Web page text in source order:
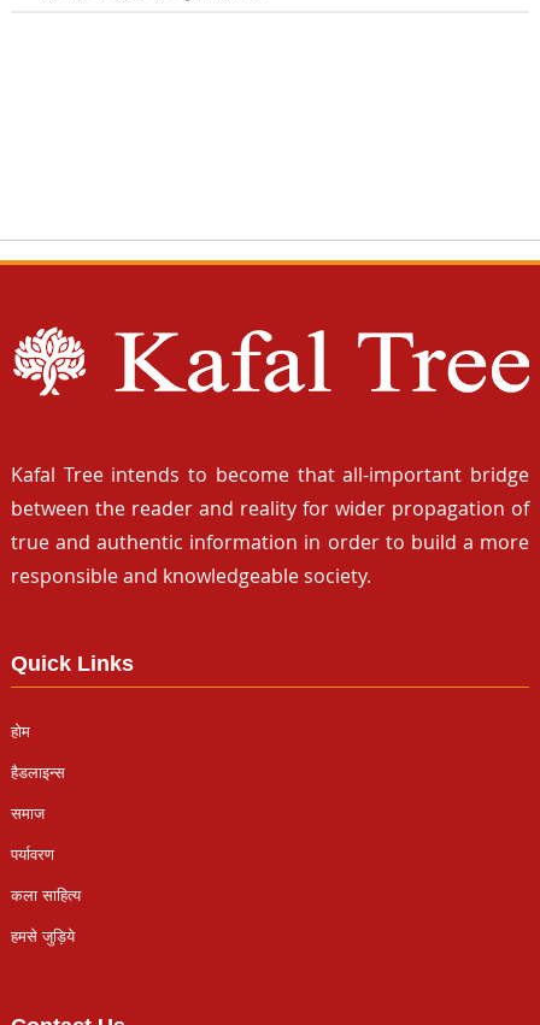
Kafal Tree intends to become that all-important bridge
between the reader and reality for wider propagation of
true and authentic information in order to build a more
responsible and knowledgeable society.
Quick Links
होम
हैडलाइन्स
समाज
पर्यावरण
कला साहित्य
हमसे जुड़िये